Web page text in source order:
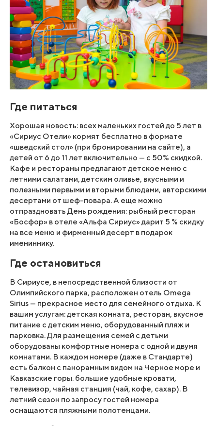
Где питаться
Хорошая новость: всех маленьких гостей до 5 лет в
«Сириус Отели» кормят бесплатно в формате
«шведский стол» (при бронировании на сайте), а
детей от 6 до 11 лет включительно — с 50% скидкой.
Кафе и рестораны предлагают детское меню с
летними салатами, детским оливье, вкусными и
полезными первыми и вторыми блюдами, авторскими
десертами от шеф-повара. А еще можно
отпраздновать День рождения: рыбный ресторан
«Босфор» в отеле «Альфа Сириус» дарит 5 % скидку
на все меню и фирменный десерт в подарок
имениннику.
Где остановиться
В Сириусе, в непосредственной близости от
Олимпийского парка, расположен отель Omega
Sirius — прекрасное место для семейного отдыха. К
вашим услугам: детская комната, ресторан, вкусное
питание с детским меню, оборудованный пляж и
парковка. Для размещения семей с детьми
оборудованы комфортные номера с одной и двумя
комнатами. В каждом номере (даже в Стандарте)
есть балкон с панорамным видом на Черное море и
Кавказские горы. большие удобные кровати,
телевизор, чайная станция (чай, кофе, сахар). В
летний сезон по запросу гостей номера
оснащаются пляжными полотенцами.